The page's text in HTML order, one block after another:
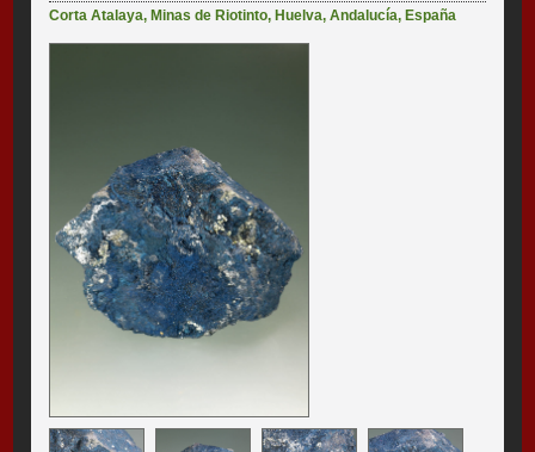
Corta Atalaya,Minas de Riotinto,Huelva,Andalucía,España